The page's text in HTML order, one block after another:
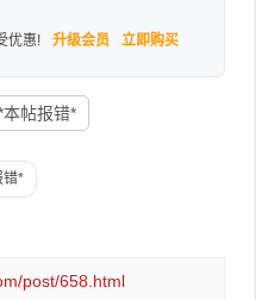
优惠! 升级会员 立即购买
本帖报错*
post/658.html